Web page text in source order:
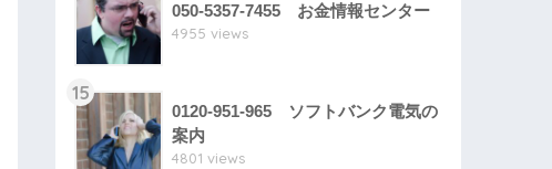
050-5357-7455 お金情報センター
4955 views
15
0120-951-965 ソフトバンク電気の
案内
4801 views